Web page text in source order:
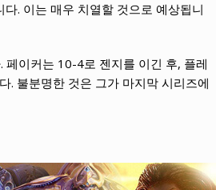
. 이는 매우 치열할 것으로 예상됩니
페이커는 10-4로 젠지를 이긴 후, 플레
. 불분명한 것은 그가 마지막 시리즈에